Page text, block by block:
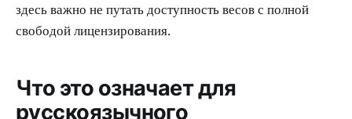
здесь важно не путать доступность весов с полной
свободой лицензирования.
Что это означает для
русскоязычного